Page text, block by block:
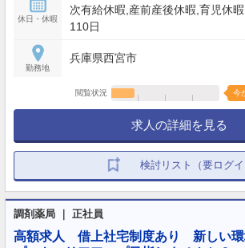
休日・休暇
次有給休暇,産前産後休暇,育児休
110日
勤務地
兵庫県西宮市
閲覧状況 今
求人の詳細を見る
検討リスト（要ログイ
調剤薬局 ｜ 正社員
高額求人 借上社宅制度あり 新しい環